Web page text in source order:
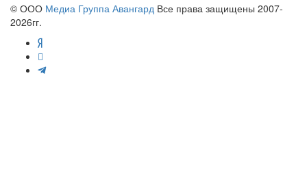
© ООО Медиа Группа Авангард Все права защищены 2007-
2026гг.